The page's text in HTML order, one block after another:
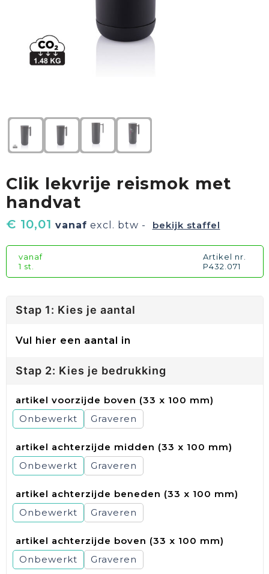
Paraplu's
Sport
Kinderen, Peuters & Baby's
Vrije tijd en Strand
Clik lekvrije reismok met
handvat
€ 10,01 vanaf excl. btw - bekijk staffel
vanaf
1 st.
Artikel nr.
P432.071
Stap 1: Kies je aantal
Vul hier een aantal in
Stap 2: Kies je bedrukking
artikel voorzijde boven (33 x 100 mm)
Onbewerkt
Graveren
artikel achterzijde midden (33 x 100 mm)
Onbewerkt
Graveren
artikel achterzijde beneden (33 x 100 mm)
Onbewerkt
Graveren
artikel achterzijde boven (33 x 100 mm)
Onbewerkt
Graveren